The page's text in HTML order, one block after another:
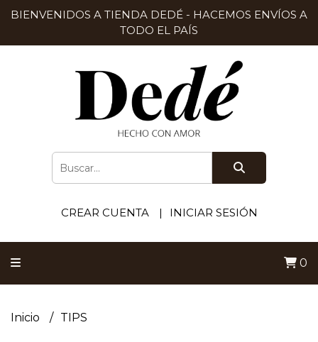
BIENVENIDOS A TIENDA DEDÉ - HACEMOS ENVÍOS A
TODO EL PAÍS
CREAR CUENTA INICIAR SESIÓN
0
Inicio TIPS